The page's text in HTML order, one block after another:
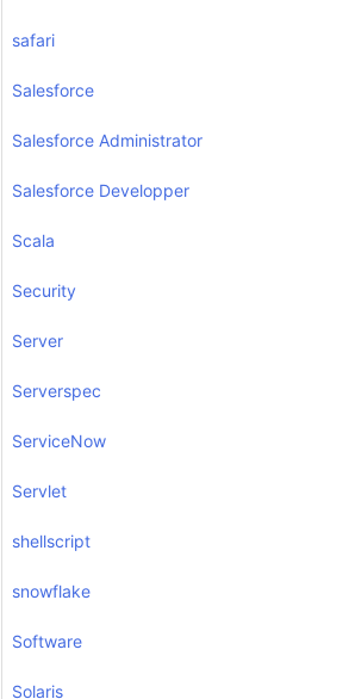
safari
Salesforce
Salesforce Administrator
Salesforce Developper
Scala
Security
Server
Serverspec
ServiceNow
Servlet
shellscript
snowflake
Software
Solaris